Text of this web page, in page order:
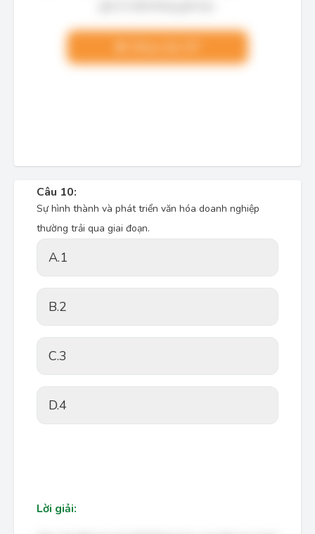
Câu 10:
Sự hình thành và phát triển văn hóa doanh nghiệp
thường trải qua giai đoạn.
A.1
B.2
C.3
D.4
Lời giải: